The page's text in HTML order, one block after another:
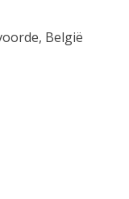
België